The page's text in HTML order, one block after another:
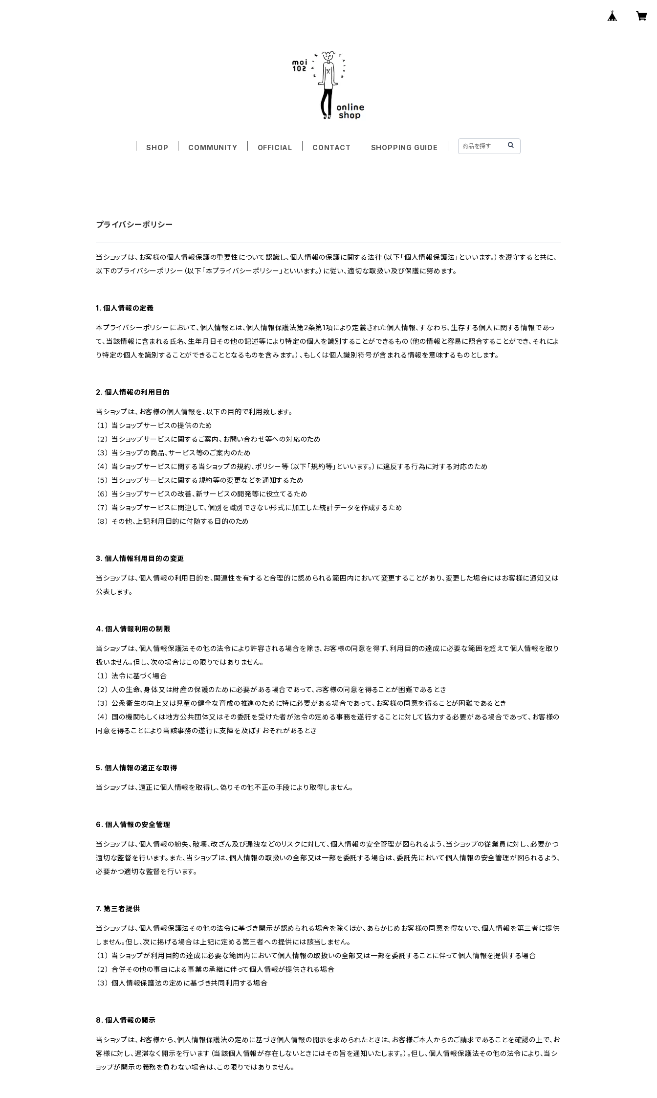
SHOP COMMUNITY OFFICIAL CONTACT SHOPPING GUIDE
プライバシーポリシー
当ショップは、お客様の個人情報保護の重要性について認識し、個人情報の保護に関する法律（以下「個人情報保護法」といいます。）を遵守すると共に、
以下のプライバシーポリシー（以下「本プライバシーポリシー」といいます。）に従い、適切な取扱い及び保護に努めます。
1. 個人情報の定義
本プライバシーポリシーにおいて、個人情報とは、個人情報保護法第2条第1項により定義された個人情報、すなわち、生存する個人に関する情報であっ
て、当該情報に含まれる氏名、生年月日その他の記述等により特定の個人を識別することができるもの（他の情報と容易に照合することができ、それによ
り特定の個人を識別することができることとなるものを含みます。）、もしくは個人識別符号が含まれる情報を意味するものとします。
2. 個人情報の利用目的
当ショップは、お客様の個人情報を、以下の目的で利用致します。
（１） 当ショップサービスの提供のため
（２） 当ショップサービスに関するご案内、お問い合わせ等への対応のため
（３） 当ショップの商品、サービス等のご案内のため
（４） 当ショップサービスに関する当ショップの規約、ポリシー等（以下「規約等」といいます。）に違反する行為に対する対応のため
（５） 当ショップサービスに関する規約等の変更などを通知するため
（６） 当ショップサービスの改善、新サービスの開発等に役立てるため
（７） 当ショップサービスに関連して、個別を識別できない形式に加工した統計データを作成するため
（８） その他、上記利用目的に付随する目的のため
3. 個人情報利用目的の変更
当ショップは、個人情報の利用目的を、関連性を有すると合理的に認められる範囲内において変更することがあり、変更した場合にはお客様に通知又は
公表します。
4. 個人情報利用の制限
当ショップは、個人情報保護法その他の法令により許容される場合を除き、お客様の同意を得ず、利用目的の達成に必要な範囲を超えて個人情報を取り
扱いません。但し、次の場合はこの限りではありません。
（１） 法令に基づく場合
（２） 人の生命、身体又は財産の保護のために必要がある場合であって、お客様の同意を得ることが困難であるとき
（３） 公衆衛生の向上又は児童の健全な育成の推進のために特に必要がある場合であって、お客様の同意を得ることが困難であるとき
（４） 国の機関もしくは地方公共団体又はその委託を受けた者が法令の定める事務を遂行することに対して協力する必要がある場合であって、お客様の
同意を得ることにより当該事務の遂行に支障を及ぼすおそれがあるとき
5. 個人情報の適正な取得
当ショップは、適正に個人情報を取得し、偽りその他不正の手段により取得しません。
6. 個人情報の安全管理
当ショップは、個人情報の紛失、破壊、改ざん及び漏洩などのリスクに対して、個人情報の安全管理が図られるよう、当ショップの従業員に対し、必要かつ
適切な監督を行います。また、当ショップは、個人情報の取扱いの全部又は一部を委託する場合は、委託先において個人情報の安全管理が図られるよう、
必要かつ適切な監督を行います。
7. 第三者提供
当ショップは、個人情報保護法その他の法令に基づき開示が認められる場合を除くほか、あらかじめお客様の同意を得ないで、個人情報を第三者に提供
しません。但し、次に掲げる場合は上記に定める第三者への提供には該当しません。
（１） 当ショップが利用目的の達成に必要な範囲内において個人情報の取扱いの全部又は一部を委託することに伴って個人情報を提供する場合
（２） 合併その他の事由による事業の承継に伴って個人情報が提供される場合
（３） 個人情報保護法の定めに基づき共同利用する場合
8. 個人情報の開示
当ショップは、お客様から、個人情報保護法の定めに基づき個人情報の開示を求められたときは、お客様ご本人からのご請求であることを確認の上で、お
客様に対し、遅滞なく開示を行います（当該個人情報が存在しないときにはその旨を通知いたします。）。但し、個人情報保護法その他の法令により、当シ
ョップが開示の義務を負わない場合は、この限りではありません。